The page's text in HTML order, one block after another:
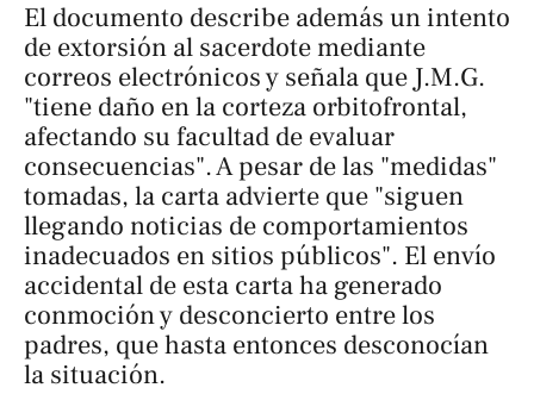
​El documento describe además un intento
de extorsión al sacerdote mediante
correos electrónicos y señala que J.M.G.
"tiene daño en la corteza orbitofrontal,
afectando su facultad de evaluar
consecuencias". A pesar de las "medidas"
tomadas, la carta advierte que "siguen
llegando noticias de comportamientos
inadecuados en sitios públicos". El envío
accidental de esta carta ha generado
conmoción y desconcierto entre los
padres, que hasta entonces desconocían
la situación.